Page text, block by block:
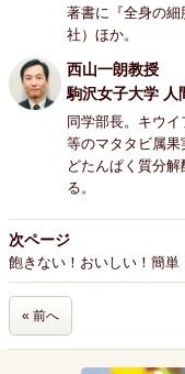
著書に『全身の
社）ほか。
西山一朗教授
駒沢女子大学 人
同学部長。キウイ
等のマタタビ属果
どたんぱく質分
る。
次ページ
飽きない！おいしい！簡
« 前へ